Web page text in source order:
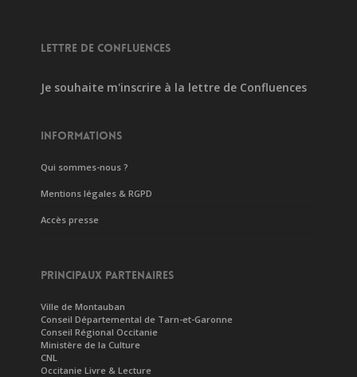
LETTRE DE CONFLUENCES
Je souhaite m'inscrire à la lettre de Confluences
INFORMATIONS
Qui sommes-nous ?
Mentions légales & RGPD
Accès presse
PRINCIPAUX PARTENAIRES
Ville de Montauban
Conseil Départemental de Tarn-et-Garonne
Conseil Régional Occitanie
Ministère de la Culture
CNL
Occitanie Livre & Lecture